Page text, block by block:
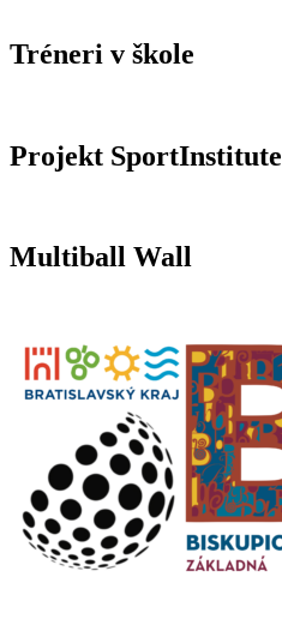
Tréneri v škole
Projekt SportInstitute
Multiball Wall